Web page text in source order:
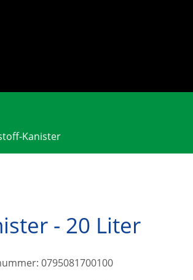
Kanister
- 20 Liter
0795081700100